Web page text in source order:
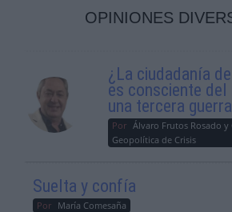
OPINIONES
¿La ciudadanía
es consciente del
una tercera
Por Álvaro Frutos Rosado y
Geopolítica de Crisis
Suelta y confía
Por María Comesaña